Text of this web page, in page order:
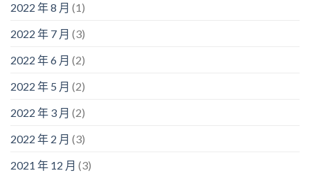
2022 年 8 月 (1)
2022 年 7 月 (3)
2022 年 6 月 (2)
2022 年 5 月 (2)
2022 年 3 月 (2)
2022 年 2 月 (3)
2021 年 12 月 (3)